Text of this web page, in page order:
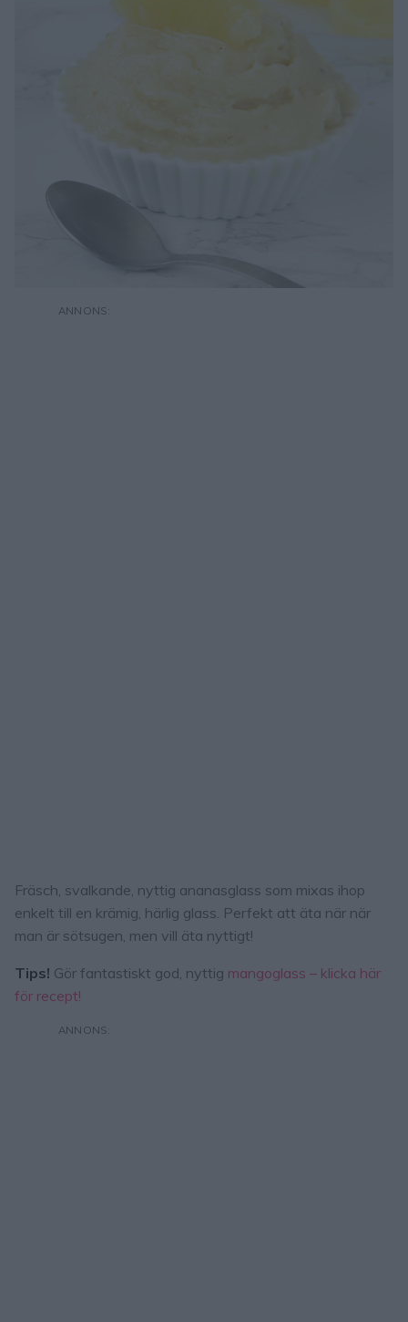
Fräsch, svalkande, nyttig ananasglass som mixas ihop
enkelt till en krämig, härlig glass. Perfekt att äta när när
man är sötsugen, men vill äta nyttigt!
Tips! Gör fantastiskt god, nyttig mangoglass – klicka här
för recept!